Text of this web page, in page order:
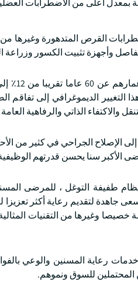
أعلى من الاضطرابات
القرص المتدهورة وغيرها من
وأجهزة تثبيت الكسور وزراعة
التغيير الديموغرافي إلى
والاكتفاء الذاتي والرفاهية
الجراحي في كثير من
الأكبر سنا يحسن قدرتهم
طفيفة التوغل ، للمرضى
جاهدة لتقديم رعاية أكثر تعزيزا
وغيرها من التقنيات المثالية
رعاية المسنين والوعي
للسوق ونموهم.